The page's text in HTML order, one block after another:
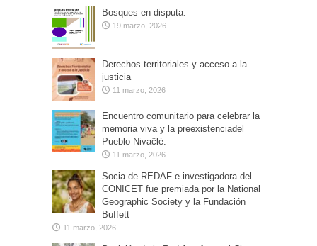
Bosques en disputa.
19 marzo, 2026
Derechos territoriales y acceso a la
justicia
11 marzo, 2026
Encuentro comunitario para celebrar la
memoria viva y la preexistenciadel
Pueblo Nivaĉlé.
11 marzo, 2026
Socia de REDAF e investigadora del
CONICET fue premiada por la National
Geographic Society y la Fundación
Buffett
11 marzo, 2026